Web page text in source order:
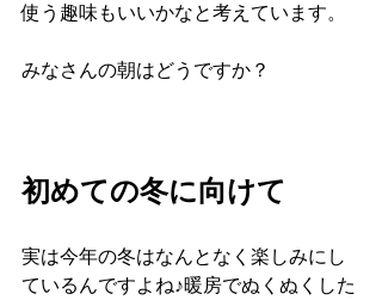
使う趣味もいいかなと考えています。
みなさんの朝はどうですか？
初めての冬に向けて
実は今年の冬はなんとなく楽しみにし
ているんですよね♪暖房でぬくぬくした